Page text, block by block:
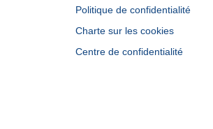
Politique de confidentialité
Charte sur les cookies
Centre de confidentialité